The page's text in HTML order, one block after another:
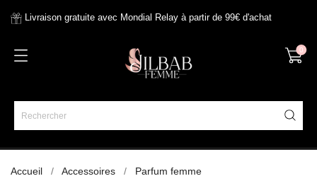
Livraison gratuite avec Mondial Relay à partir de 99€ d'achat
0
Accueil Accessoires Parfum femme